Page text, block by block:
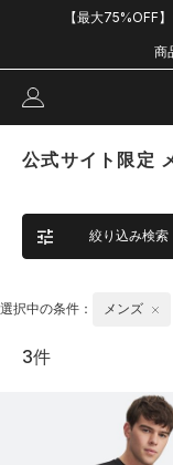
【最大75%OFF
商
公式サイト限定
絞り込み検索
選択中の条件： メンズ
3件